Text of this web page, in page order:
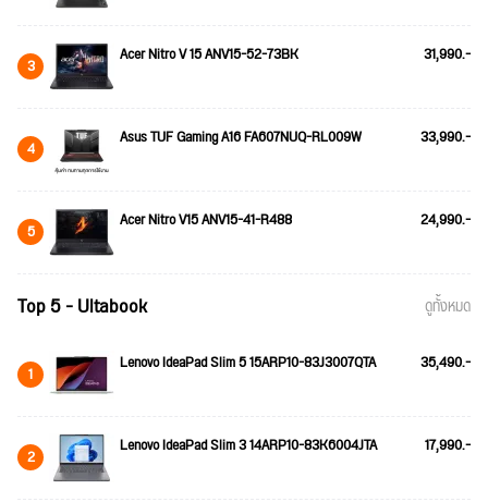
3 Acer Nitro V 15 ANV15-52-73BK 31,990.-
4 Asus TUF Gaming A16 FA607NUQ-RL009W 33,990.-
5 Acer Nitro V15 ANV15-41-R488 24,990.-
Top 5 - Ultabook ดูทั้งหมด
1 Lenovo IdeaPad Slim 5 15ARP10-83J3007QTA 35,490.-
2 Lenovo IdeaPad Slim 3 14ARP10-83K6004JTA 17,990.-